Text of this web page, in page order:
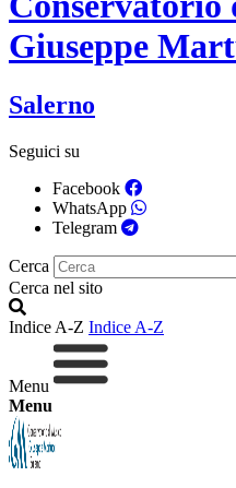
Giuseppe
Salerno
Seguici su
Facebook
WhatsApp
Telegram
Cerca
Cerca nel sito
Indice A-Z Indice A-Z
Menu
Menu